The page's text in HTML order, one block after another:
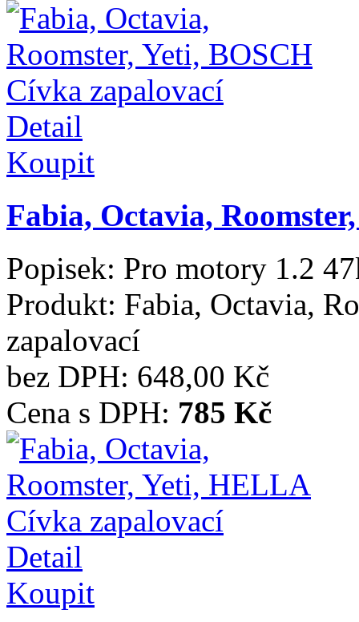
Detail
Koupit
Fabia, Octavia,
Popisek: Pro motory 1.2
Produkt: Fabia, Octavia,
zapalovací
bez DPH: 648,00 Kč
Cena s DPH: 785 Kč
Detail
Koupit